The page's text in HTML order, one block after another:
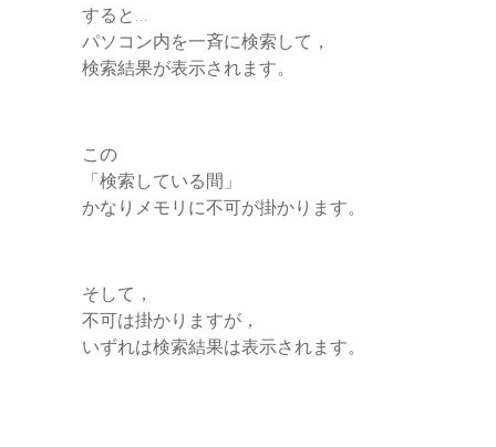
すると…
パソコン内を一斉に検索して，
検索結果が表示されます。
この
「検索している間」
かなりメモリに不可が掛かります。
そして，
不可は掛かりますが，
いずれは検索結果は表示されます。